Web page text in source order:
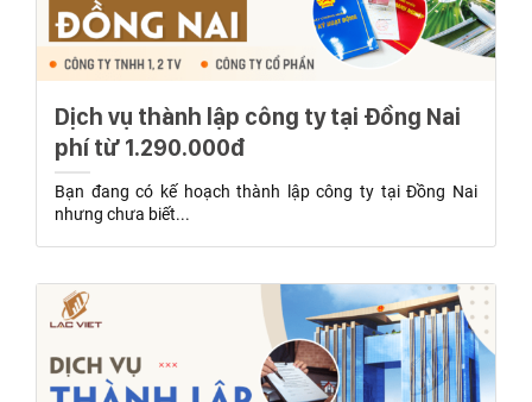
Dịch vụ thành lập công ty tại Đồng Nai
phí từ 1.290.000đ
Bạn đang có kế hoạch thành lập công ty tại Đồng Nai
nhưng chưa biết...